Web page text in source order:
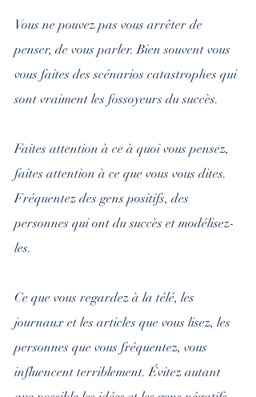
Vous ne pouvez pas vous arrêter de
penser, de vous parler. Bien souvent vous
vous faites des scénarios catastrophes qui
sont vraiment les fossoyeurs du succès.
Faites attention à ce à quoi vous pensez,
faites attention à ce que vous vous dites.
Fréquentez des gens positifs, des
personnes qui ont du succès et modélisez-
les.
Ce que vous regardez à la télé, les
journaux et les articles que vous lisez, les
personnes que vous fréquentez, vous
influencent terriblement. Évitez autant